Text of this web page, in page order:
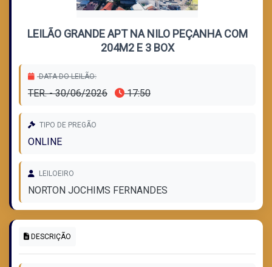
LEILÃO GRANDE APT NA NILO PEÇANHA COM
204M2 E 3 BOX
DATA DO LEILÃO:
TER. - 30/06/2026 17:50
TIPO DE PREGÃO
ONLINE
LEILOEIRO
NORTON JOCHIMS FERNANDES
DESCRIÇÃO